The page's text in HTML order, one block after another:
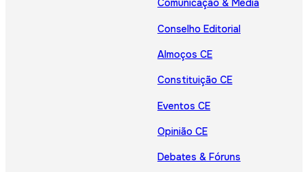
Comunicação & Media
Conselho Editorial
Almoços CE
Constituição CE
Eventos CE
Opinião CE
Debates & Fóruns